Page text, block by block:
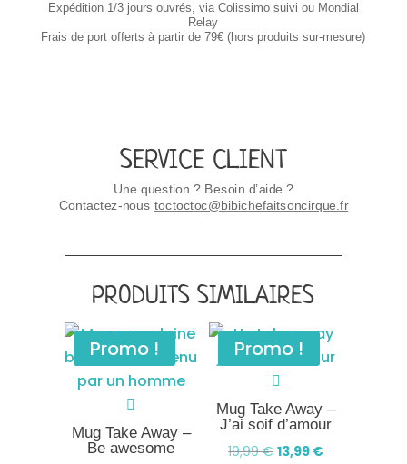
Expédition 1/3 jours ouvrés, via Colissimo suivi ou Mondial
Relay
Frais de port offerts à partir de 79€ (hors produits sur-mesure)
SERVICE CLIENT
Une question ? Besoin d’aide ?
Contactez-nous toctoctoc@bibichefaitsoncirque.fr
PRODUITS SIMILAIRES
Promo !
Mug Take Away –
Be awesome
Promo !
Mug Take Away –
J’ai soif d’amour
19,99€ Le
13,99 €Le